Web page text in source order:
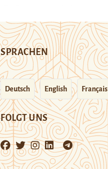
SPRACHEN
Deutsch English Français
FOLGT UNS